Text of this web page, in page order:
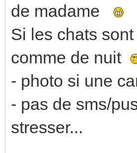
de madame
Si les chats
comme de nuit
- photo si une
- pas de sms/
stresser...